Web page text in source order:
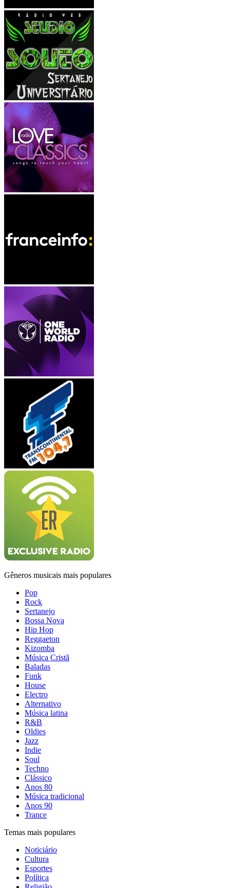
Gêneros musicais mais populares
Pop
Rock
Sertanejo
Bossa Nova
Hip Hop
Reggaeton
Kizomba
Música Cristã
Baladas
Funk
House
Electro
Alternativo
Música latina
R&B
Oldies
Jazz
Indie
Soul
Techno
Clássico
Anos 80
Música tradicional
Anos 90
Trance
Temas mais populares
Noticiário
Cultura
Esportes
Política